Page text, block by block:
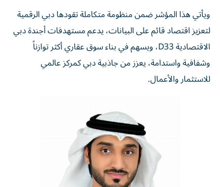
ويأتي هذا المؤشر ضمن منظومة متكاملة تقودها دبي الرقمية
لتعزيز اقتصاد قائم على البيانات، يدعم مستهدفات أجندة دبي
الاقتصادية D33، ويسهم في بناء سوق عقاري أكثر توازناً
وشفافية واستدامة، يعزز من جاذبية دبي كمركز عالمي
للاستثمار والأعمال.